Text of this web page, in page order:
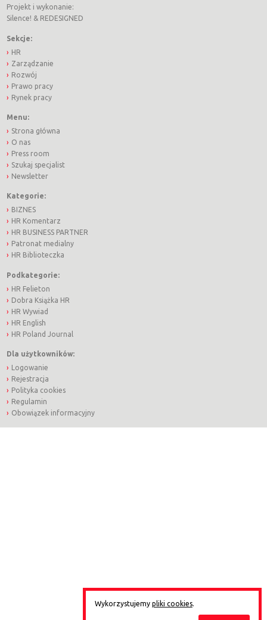
Projekt i wykonanie:
Silence! & REDESIGNED
Sekcje:
HR
Zarządzanie
Rozwój
Prawo pracy
Rynek pracy
Menu:
Strona główna
O nas
Press room
Szukaj specjalist
Newsletter
Kategorie:
BIZNES
HR Komentarz
HR BUSINESS PARTNER
Patronat medialny
HR Biblioteczka
Podkategorie:
HR Felieton
Dobra Książka HR
HR Wywiad
HR English
HR Poland Journal
Dla użytkowników:
Logowanie
Rejestracja
Polityka cookies
Regulamin
Obowiązek informacyjny
Wykorzystujemy pliki cookies.